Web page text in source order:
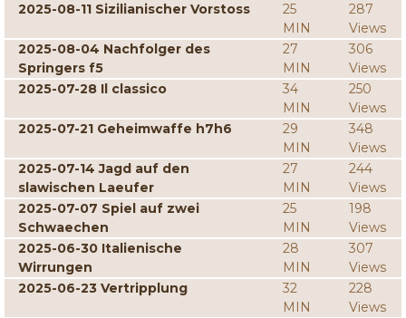
2025-08-11 Sizilianischer Vorstoss
25
MIN
287
Views
2025-08-04 Nachfolger des
Springers f5
27
MIN
306
Views
2025-07-28 Il classico
34
MIN
250
Views
2025-07-21 Geheimwaffe h7h6
29
MIN
348
Views
2025-07-14 Jagd auf den
slawischen Laeufer
27
MIN
244
Views
2025-07-07 Spiel auf zwei
Schwaechen
25
MIN
198
Views
2025-06-30 Italienische
Wirrungen
28
MIN
307
Views
2025-06-23 Vertripplung
32
MIN
228
Views